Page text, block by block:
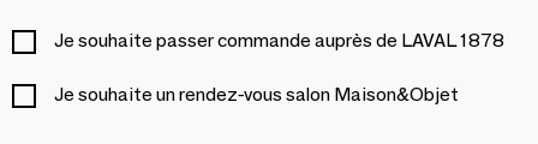
Je souhaite passer commande auprès de LAVAL 1878
Je souhaite un rendez-vous salon Maison&Objet